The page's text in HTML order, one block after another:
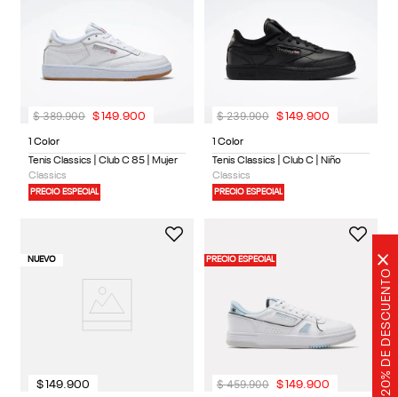
20% DE DESCUENTO
×
1 Color
Tenis Classics | Club C 85 | Mujer
Classics
PRECIO ESPECIAL
$ 389.900 $149.900
1 Color
Tenis Classics | Club C | Niño
Classics
PRECIO ESPECIAL
$ 239.900 $149.900
NUEVO
$149 .900
PRECIO ESPECIAL
$ 459.900 $149. 900